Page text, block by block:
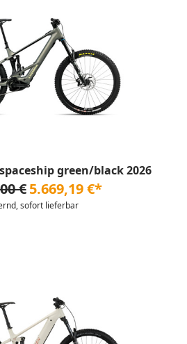
green/black 2026
€ 5.669,19 €*
sofort lieferbar